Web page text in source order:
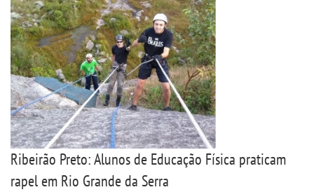
Ribeirão Preto: Alunos de Educação Física praticam
rapel em Rio Grande da Serra